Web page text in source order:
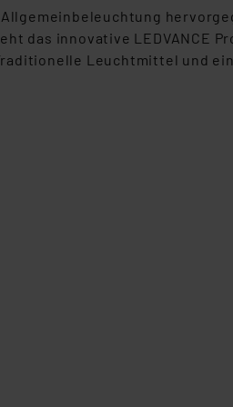
mit unzureichendem
personenbezogene
Europäer bestehen.
Europäischen
das innovative LEDVANCE
Leuchtmittel und